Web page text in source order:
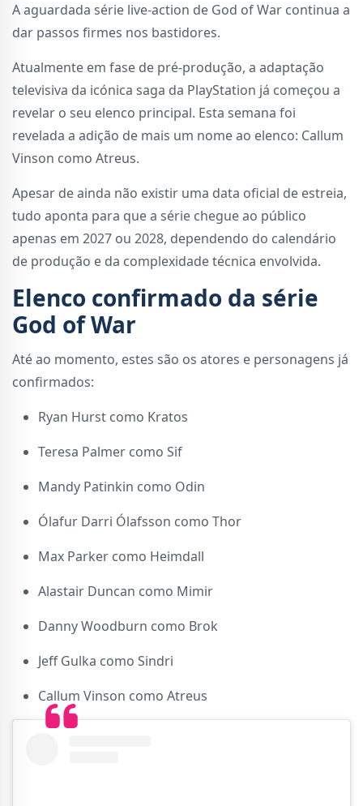
A aguardada série live-action de God of War continua a
dar passos firmes nos bastidores.
Atualmente em fase de pré-produção, a adaptação
televisiva da icónica saga da PlayStation já começou a
revelar o seu elenco principal. Esta semana foi
revelada a adição de mais um nome ao elenco: Callum
Vinson como Atreus.
Apesar de ainda não existir uma data oficial de estreia,
tudo aponta para que a série chegue ao público
apenas em 2027 ou 2028, dependendo do calendário
de produção e da complexidade técnica envolvida.
Elenco confirmado da série
God of War
Até ao momento, estes são os atores e personagens já
confirmados:
Ryan Hurst como Kratos
Teresa Palmer como Sif
Mandy Patinkin como Odin
Ólafur Darri Ólafsson como Thor
Max Parker como Heimdall
Alastair Duncan como Mimir
Danny Woodburn como Brok
Jeff Gulka como Sindri
Callum Vinson como Atreus